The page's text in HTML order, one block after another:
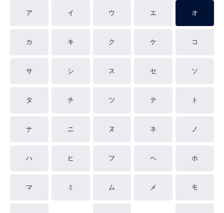
ア イ ウ エ オ
カ キ ク ケ コ
サ シ ス セ ソ
タ チ ツ テ ト
ナ ニ ヌ ネ ノ
ハ ヒ フ ヘ ホ
マ ミ ム メ モ